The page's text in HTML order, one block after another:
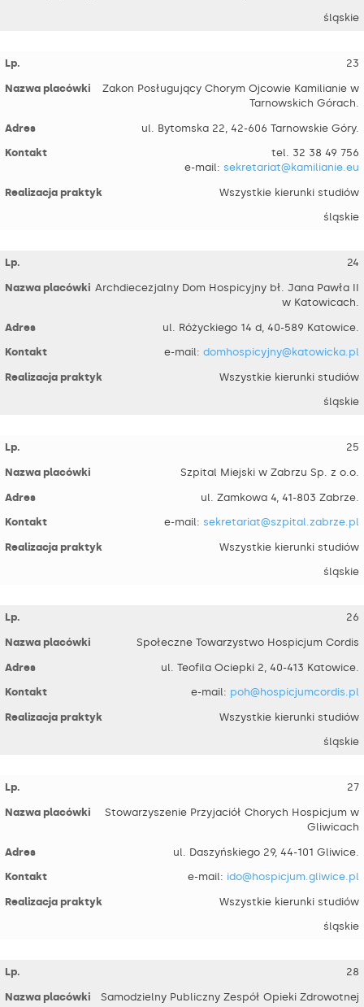
śląskie
23
Zakon Posługujący Chorym Ojcowie Kamilianie w
Tarnowskich Górach.
ul. Bytomska 22, 42-606 Tarnowskie Góry.
tel. 32 38 49 756
e-mail: sekretariat@kamilianie.eu
Wszystkie kierunki studiów
śląskie
24
Archdiecezjalny Dom Hospicyjny bł. Jana Pawła II
w Katowicach.
ul. Różyckiego 14 d, 40-589 Katowice.
e-mail: domhospicyjny@katowicka.pl
Wszystkie kierunki studiów
śląskie
25
Szpital Miejski w Zabrzu Sp. z o.o.
ul. Zamkowa 4, 41-803 Zabrze.
e-mail: sekretariat@szpital.zabrze.pl
Wszystkie kierunki studiów
śląskie
26
Społeczne Towarzystwo Hospicjum Cordis
ul. Teofila Ociepki 2, 40-413 Katowice.
e-mail: poh@hospicjumcordis.pl
Wszystkie kierunki studiów
śląskie
27
Stowarzyszenie Przyjaciół Chorych Hospicjum w
Gliwicach
ul. Daszyńskiego 29, 44-101 Gliwice.
e-mail: ido@hospicjum.gliwice.pl
Wszystkie kierunki studiów
śląskie
28
Samodzielny Publiczny Zespół Opieki Zdrowotnej